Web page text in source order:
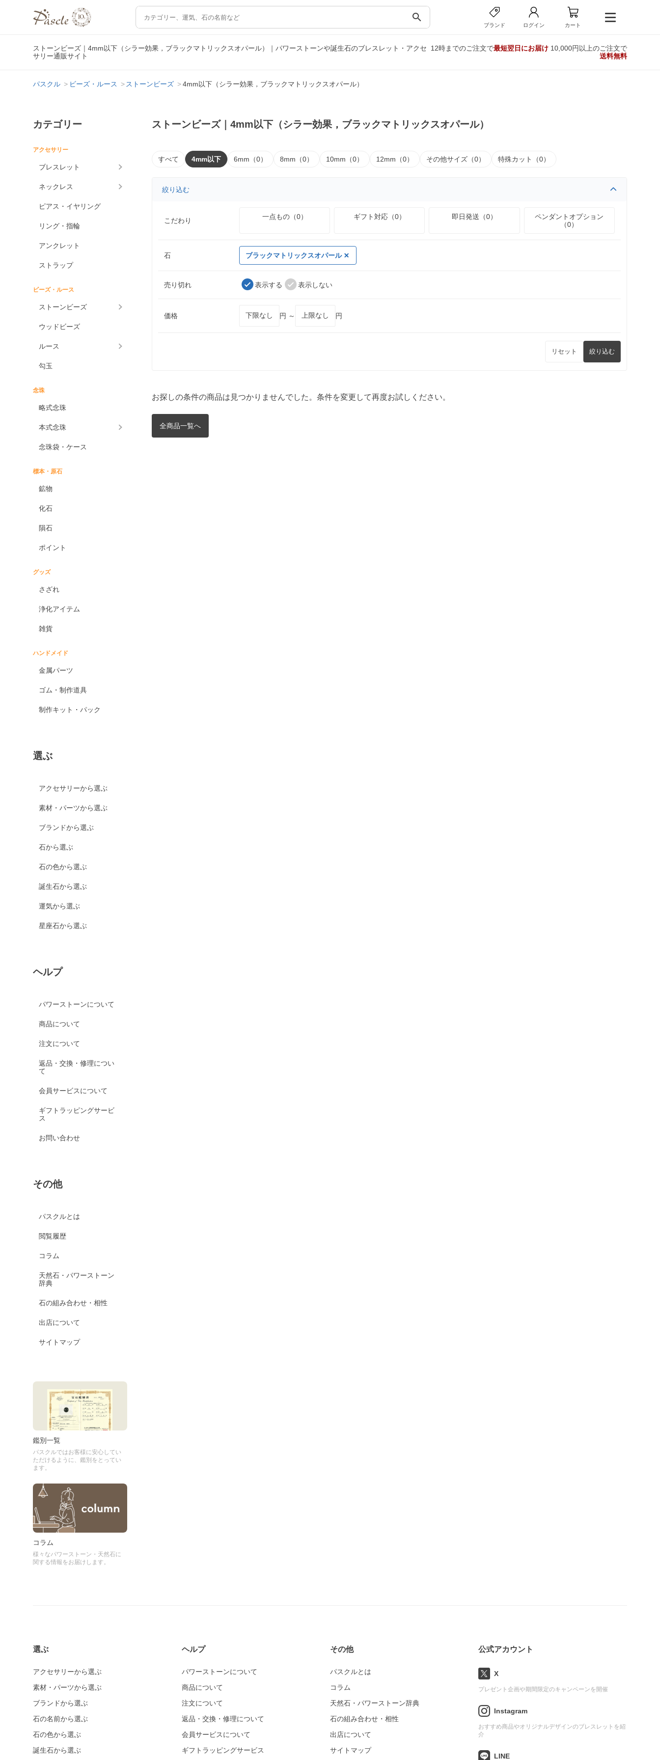
search
ブランド ログイン カート
ストーンビーズ｜4mm以下（シラー効果，ブラックマトリックスオパール）｜パワーストーンや誕生石のブレスレット・アクセ
サリー通販サイト
12時までのご注文で最短翌日にお届け10,000円以上のご注文で
送料無料
パスクル ビーズ・ルース ストーンビーズ 4mm以下（シラー効果，ブラックマトリックスオパール）
カテゴリー
アクセサリー
ブレスレット
ネックレス
ピアス・イヤリング
リング・指輪
アンクレット
ストラップ
ビーズ・ルース
ストーンビーズ
ウッドビーズ
ルース
勾玉
念珠
略式念珠
本式念珠
念珠袋・ケース
標本・原石
鉱物
化石
隕石
ポイント
グッズ
さざれ
浄化アイテム
雑貨
ハンドメイド
金属パーツ
ゴム・制作道具
制作キット・パック
選ぶ
アクセサリーから選ぶ
素材・パーツから選ぶ
ブランドから選ぶ
石から選ぶ
石の色から選ぶ
誕生石から選ぶ
運気から選ぶ
星座石から選ぶ
ヘルプ
パワーストーンについて
商品について
注文について
返品・交換・修理につい
て
会員サービスについて
ギフトラッピングサービ
ス
お問い合わせ
その他
パスクルとは
閲覧履歴
コラム
天然石・パワーストーン
辞典
石の組み合わせ・相性
出店について
サイトマップ
鑑別一覧
パスクルではお客様に安心してい
ただけるように、鑑別をとってい
ます。
コラム
様々なパワーストーン・天然石に
関する情報をお届けします。
ストーンビーズ｜4mm以下（シラー効果，ブラックマトリックスオパール）
すべて 4mm以下 6mm（0） 8mm（0） 10mm（0） 12mm（0） その他サイズ（0） 特殊カット（0）
絞り込む
こだわり 一点もの（0） ギフト対応（0） 即日発送（0）
ペンダントオプション
（0）
石 ブラックマトリックスオパール
売り切れ 表示する 表示しない
価格 円 ～ 円
リセット 絞り込む
お探しの条件の商品は見つかりませんでした。条件を変更して再度お試しください。
全商品一覧へ
選ぶ
アクセサリーから選ぶ
素材・パーツから選ぶ
ブランドから選ぶ
石の名前から選ぶ
石の色から選ぶ
誕生石から選ぶ
ヘルプ
パワーストーンについて
商品について
注文について
返品・交換・修理について
会員サービスについて
ギフトラッピングサービス
その他
パスクルとは
コラム
天然石・パワーストーン辞典
石の組み合わせ・相性
出店について
サイトマップ
公式アカウント
X
プレゼント企画や期間限定のキャンペーンを開催
Instagram
おすすめ商品やオリジナルデザインのブレスレットを紹
介
LINE